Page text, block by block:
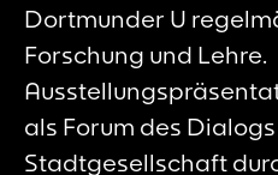
Dortmunder U
Forschung und Lehre.
als Forum des
Stadtgesellschaft